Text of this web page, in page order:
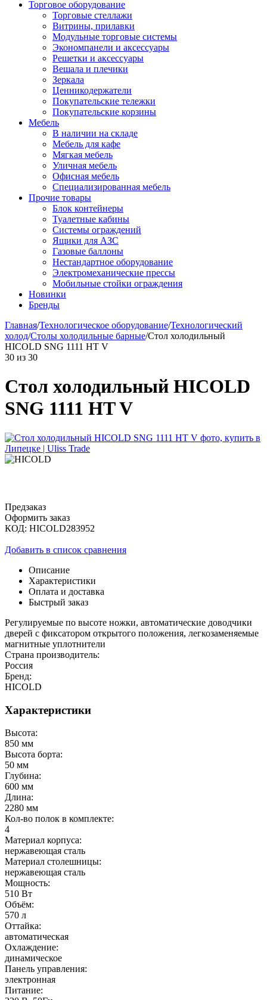
Торговое оборудование
Торговые стеллажи
Витрины, прилавки
Модульные торговые системы
Экономпанели и аксессуары
Решетки и аксессуары
Вешала и плечики
Зеркала
Ценникодержатели
Покупательские тележки
Покупательские корзины
Мебель
В наличии на складе
Мебель для кафе
Мягкая мебель
Уличная мебель
Офисная мебель
Специализированная мебель
Прочие товары
Блок контейнеры
Туалетные кабины
Системы ограждений
Ящики для АЗС
Газовые баллоны
Нестандартное оборудование
Электромеханические прессы
Мобильные стойки ограждения
Новинки
Бренды
Главная/Технологическое оборудование/Технологический
холод/Столы холодильные барные/Стол холодильный
HICOLD SNG 1111 HT V
30 из 30
Стол холодильный HICOLD
SNG 1111 HT V
Предзаказ
Оформить заказ
КОД: HICOLD283952
Добавить в список сравнения
Описание
Характеристики
Оплата и доставка
Быстрый заказ
Регулируемые по высоте ножки, автоматические доводчики
дверей с фиксатором открытого положения, легкозаменяемые
магнитные уплотнители
Страна производитель:
Россия
Бренд:
HICOLD
Характеристики
Высота:
850 мм
Высота борта:
50 мм
Глубина:
600 мм
Длина:
2280 мм
Кол-во полок в комплекте:
4
Материал корпуса:
нержавеющая сталь
Материал столешницы:
нержавеющая сталь
Мощность:
510 Вт
Объём:
570 л
Оттайка:
автоматическая
Охлаждение:
динамическое
Панель управления:
электронная
Питание: